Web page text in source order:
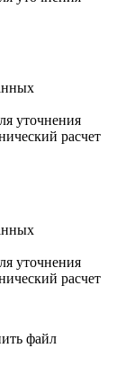
уточнения
расчет
уточнения
расчет
файл